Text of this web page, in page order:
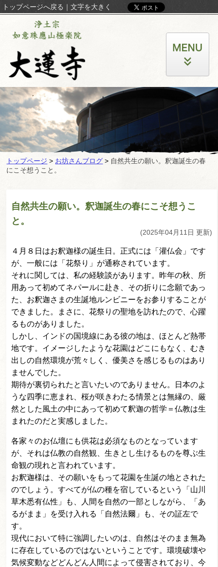
トップページへ戻る ｜ 文字を大きく
トップページ > お坊さんブログ > 自然共生の願い。釈迦誕生の春
にこそ想うこと。
自然共生の願い。釈迦誕生の春にこそ想うこ
と。
(2025年04月11日 更新)
４月８日はお釈迦様の誕生日。正式には「灌仏会」です
が、一般には「花祭り」が通称されています。
それに関しては、私の経験談があります。昨年の秋、所
用あって初めてネパールに赴き、その折りに念願であっ
た、お釈迦さまの生誕地ルンビニーをお参りすることが
できました。まさに、花祭りの聖地を訪れたので、心躍
るものがありました。
しかし、インドの国境線にある彼の地は、ほとんど熱帯
地です。イメージしたような花園はどこにもなく、むき
出しの自然環境が荒々しく、優美さを感じるものはあり
ませんでした。
期待が裏切られたと言いたいのでありません。日本のよ
うな四季に恵まれ、桜が咲きわたる情景とは無縁の、厳
然とした風土の中にあって初めて釈迦の哲学＝仏教は生
まれたのだと実感しました。
各家々のお仏壇にも供花は必須なものとなっています
が、それは仏教の自然観、生きとし生けるものを尊ぶ生
命観の現れと言われています。
お釈迦様は、その願いをもって花園を生誕の地とされた
のでしょう。すべてが仏の種を宿しているという「山川
草木悉有仏性」も、人間を自然の一部としながら、「あ
るがまま」を受け入れる「自然法爾」も、その証左で
す。
現代において特に強調したいのは、自然はそのまま無為
に存在しているのではないということです。環境破壊や
気候変動などどんどん人間によって侵害されており、今